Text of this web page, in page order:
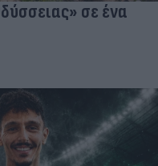
σε ένα